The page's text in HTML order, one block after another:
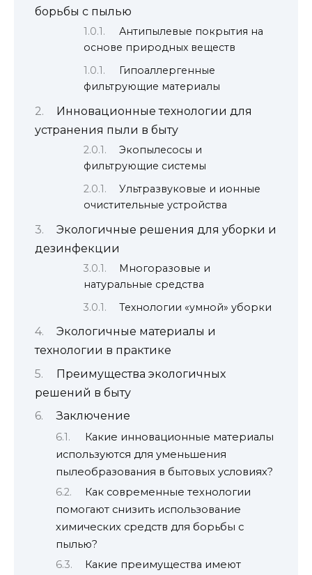
борьбы с пылью
Антипылевые покрытия на
основе природных веществ
Гипоаллергенные
фильтрующие материалы
Инновационные технологии для
устранения пыли в быту
Экопылесосы и
фильтрующие системы
Ультразвуковые и ионные
очистительные устройства
Экологичные решения для уборки и
дезинфекции
Многоразовые и
натуральные средства
Технологии «умной» уборки
Экологичные материалы и
технологии в практике
Преимущества экологичных
решений в быту
Заключение
Какие инновационные материалы
используются для уменьшения
пылеобразования в бытовых условиях?
Как современные технологии
помогают снизить использование
химических средств для борьбы с
пылью?
Какие преимущества имеют